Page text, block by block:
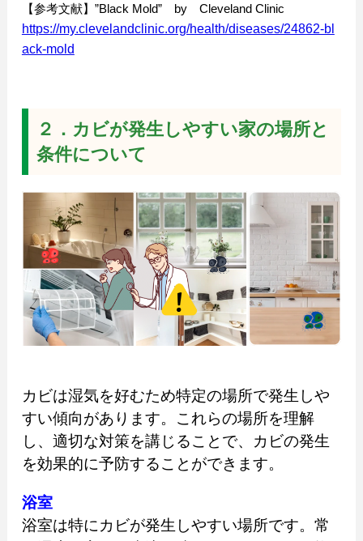
【参考文献】”Black Mold” by Cleveland Clinic
https://my.clevelandclinic.org/health/diseases/24862-bl
ack-mold
２．カビが発生しやすい家の場所と
条件について
カビは湿気を好むため特定の場所で発生しや
すい傾向があります。これらの場所を理解
し、適切な対策を講じることで、カビの発生
を効果的に予防することができます。
浴室
浴室は特にカビが発生しやすい場所です。常